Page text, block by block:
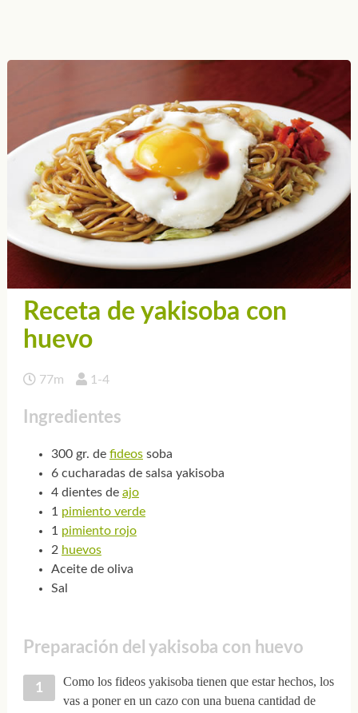
Receta de yakisoba con
huevo
77m 1-4
Ingredientes
300 gr. de fideossoba
6 cucharadas de salsa yakisoba
4 dientes de ajo
1 pimiento verde
1 pimiento rojo
2 huevos
Aceite de oliva
Sal
Preparación del yakisoba con huevo
Como los fideos yakisoba tienen que estar hechos, los
vas a poner en un cazo con una buena cantidad de